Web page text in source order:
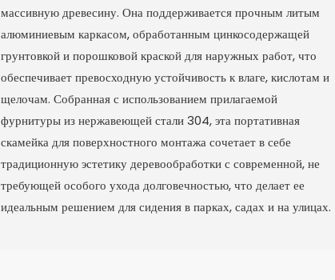
массивную древесину. Она поддерживается прочным литым
алюминиевым каркасом, обработанным цинкосодержащей
грунтовкой и порошковой краской для наружных работ, что
обеспечивает превосходную устойчивость к влаге, кислотам и
щелочам. Собранная с использованием прилагаемой
фурнитуры из нержавеющей стали 304, эта портативная
скамейка для поверхностного монтажа сочетает в себе
традиционную эстетику деревообработки с современной, не
требующей особого ухода долговечностью, что делает ее
идеальным решением для сидения в парках, садах и на улицах.